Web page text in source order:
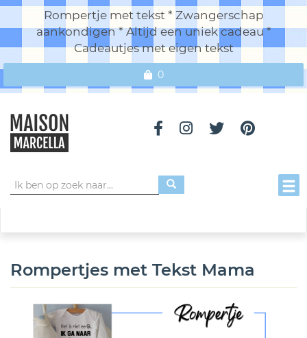
Rompertje met tekst * Zwangerschap
aankondigen * Altijd een uniek cadeau *
Cadeautjes met eigen tekst
0
Rompertjes met Tekst Mama